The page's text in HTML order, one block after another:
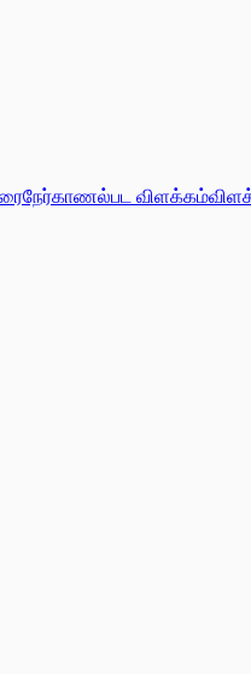
நேர்காணல்பட விளக்கம்